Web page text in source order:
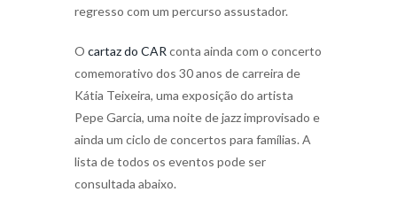
regresso com um percurso assustador.
O cartaz do CAR conta ainda com o concerto
comemorativo dos 30 anos de carreira de
Kátia Teixeira, uma exposição do artista
Pepe Garcia, uma noite de jazz improvisado e
ainda um ciclo de concertos para famílias. A
lista de todos os eventos pode ser
consultada abaixo.